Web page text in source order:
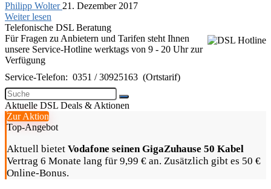
Philipp Wolter 21. Dezember 2017
Weiter lesen
Telefonische DSL Beratung
Für Fragen zu Anbietern und Tarifen steht Ihnen
unsere Service-Hotline werktags von 9 - 20 Uhr zur
Verfügung
Service-Telefon: 0351 / 30925163 (Ortstarif)
Aktuelle DSL Deals & Aktionen
Zur Aktion
Top-Angebot
Aktuell bietet Vodafone seinen GigaZuhause 50 Kabel
Vertrag 6 Monate lang für 9,99 € an. Zusätzlich gibt es 50 €
Online-Bonus.